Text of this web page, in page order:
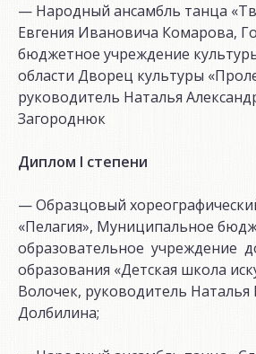
— Народный ансамбль танца
Евгения Ивановича Комарова,
бюджетное учреждение
области Дворец культуры
руководитель Наталья
Загороднюк
Диплом I степени
— Образцовый
«Пелагия», Муниципальное
образовательное учреждение
образования «Детская школа
Волочек, руководитель Наталья
Долбилина;